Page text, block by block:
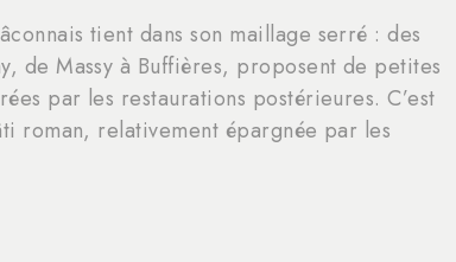
tient dans son maillage serré : des
de Massy à Buffières, proposent de petites
par les restaurations postérieures. C’est
roman, relativement épargnée par les